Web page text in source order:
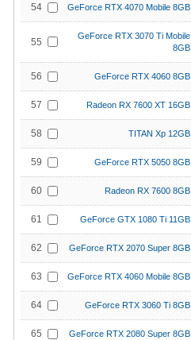
54 GeForce RTX 4070 Mobile 8GB
55
GeForce RTX 3070 Ti Mobile
8GB
56 GeForce RTX 4060 8GB
57 Radeon RX 7600 XT 16GB
58 TITAN Xp 12GB
59 GeForce RTX 5050 8GB
60 Radeon RX 7600 8GB
61 GeForce GTX 1080 Ti 11GB
62 GeForce RTX 2070 Super 8GB
63 GeForce RTX 4060 Mobile 8GB
64 GeForce RTX 3060 Ti 8GB
65 GeForce RTX 2080 Super 8GB